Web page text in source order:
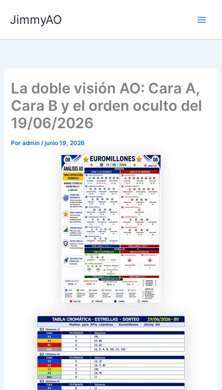
JimmyAO
La doble visión AO: Cara A,
Cara B y el orden oculto del
19/06/2026
Poradmin/junio 19, 2026